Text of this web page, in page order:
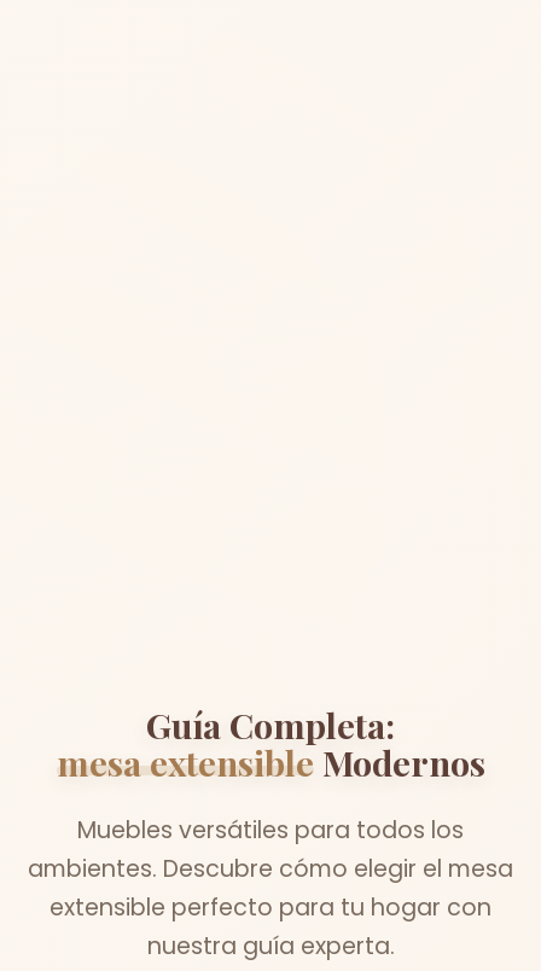
Guía Completa:
mesa extensibleModernos
Muebles versátiles para todos los
ambientes. Descubre cómo elegir el mesa
extensible perfecto para tu hogar con
nuestra guía experta.